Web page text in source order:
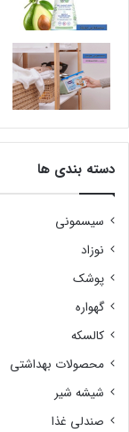
دسته بندی ها
سیسمونی
نوزاد
پوشک
گهواره
کالسکه
محصولات بهداشتی
شیشه شیر
صندلی غذا